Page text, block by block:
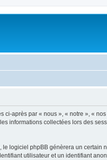
après par « nous », « notre », «
informations collectées lors des
logiciel phpBB génèrera un certain
utilisateur et un identifiant